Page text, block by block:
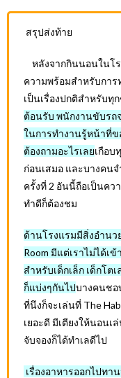
สรุปส่งท้าย
หลังจากกินนอนในโ
ความพร้อมสำหรับการ
เป็นเรื่องปกติสำหรับทุ
ต้อนรับ พนักงานขับรถ
ในการทำงานรู้หน้าที่ข
ต้องถามอะไรเลยเกือบ
ก่อนเสมอ และบางคนจ
ครั้งที่ 2 อันนี้ถือเป็นคว
ทำดีก็ต้องชม
ด้านโรงแรมมีสิ่งอำนว
Room มีแต่เราไม่ได้เข้
สำหรับเด็กเล็ก เด็กโต
ก็แบ่งๆกันไปบางคนชอ
ที่นึงก็จะเล่นที่ The
เยอะดี มีเตียงให้นอน
จับจองก็ได้ทำเลดีไป
เรื่องอาหารออกไปทา